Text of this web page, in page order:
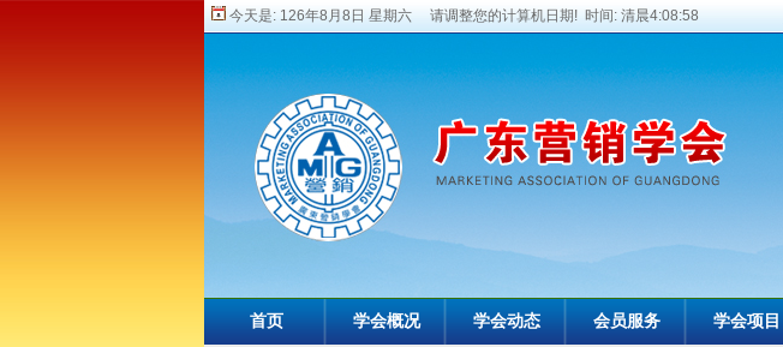
今天是: 126年8月8日 星期六 请调整您的计算机日期! 时间: 清晨4:08:58
首页 学会概况 学会动态 会员服务 学会项目